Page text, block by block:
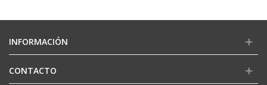
INFORMACIÓN
CONTACTO